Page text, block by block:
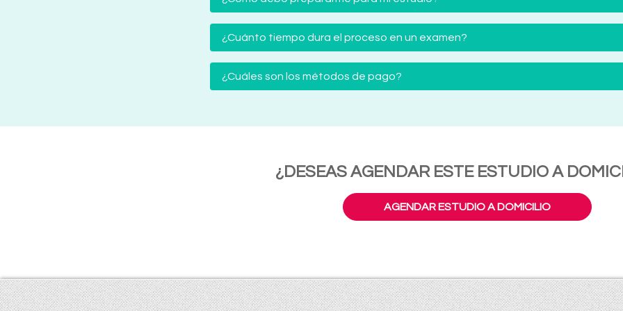
¿Cuánto tiempo dura el proceso en un examen?
¿Cuáles son los métodos de pago?
¿DESEAS AGENDAR ESTE ESTUDIO A
AGENDAR ESTUDIO A DOMICILIO